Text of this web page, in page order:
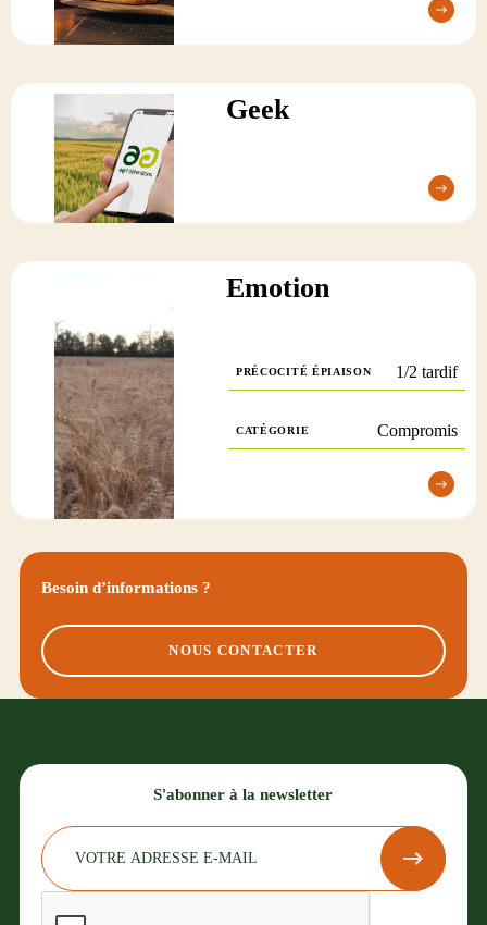
Geek
Emotion
PRÉCOCITÉ ÉPIAISON 1/2 tardif
CATÉGORIE Compromis
Besoin d’informations ?
NOUS CONTACTER
S'abonner à la newsletter